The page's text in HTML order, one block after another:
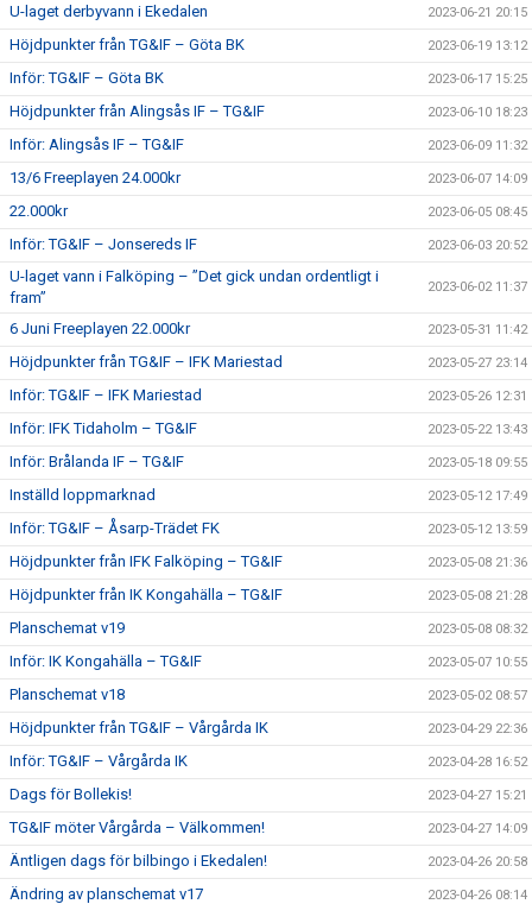
U-laget derbyvann i Ekedalen 2023-06-21 20:15
Höjdpunkter från TG&IF – Göta BK 2023-06-19 13:12
Inför: TG&IF – Göta BK 2023-06-17 15:25
Höjdpunkter från Alingsås IF – TG&IF 2023-06-10 18:23
Inför: Alingsås IF – TG&IF 2023-06-09 11:32
13/6 Freeplayen 24.000kr 2023-06-07 14:09
22.000kr 2023-06-05 08:45
Inför: TG&IF – Jonsereds IF 2023-06-03 20:52
U-laget vann i Falköping – ”Det gick undan ordentligt i
fram”
2023-06-02 11:37
6 Juni Freeplayen 22.000kr 2023-05-31 11:42
Höjdpunkter från TG&IF – IFK Mariestad 2023-05-27 23:14
Inför: TG&IF – IFK Mariestad 2023-05-26 12:31
Inför: IFK Tidaholm – TG&IF 2023-05-22 13:43
Inför: Brålanda IF – TG&IF 2023-05-18 09:55
Inställd loppmarknad 2023-05-12 17:49
Inför: TG&IF – Åsarp-Trädet FK 2023-05-12 13:59
Höjdpunkter från IFK Falköping – TG&IF 2023-05-08 21:36
Höjdpunkter från IK Kongahälla – TG&IF 2023-05-08 21:28
Planschemat v19 2023-05-08 08:32
Inför: IK Kongahälla – TG&IF 2023-05-07 10:55
Planschemat v18 2023-05-02 08:57
Höjdpunkter från TG&IF – Vårgårda IK 2023-04-29 22:36
Inför: TG&IF – Vårgårda IK 2023-04-28 16:52
Dags för Bollekis! 2023-04-27 15:21
TG&IF möter Vårgårda – Välkommen! 2023-04-27 14:09
Äntligen dags för bilbingo i Ekedalen! 2023-04-26 20:58
Ändring av planschemat v17 2023-04-26 08:14